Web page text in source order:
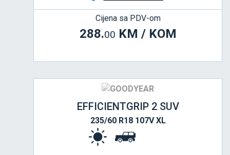
Cijena sa PDV-om
288.00 KM / KOM
EFFICIENTGRIP 2 SUV
235/60 R18 107V XL